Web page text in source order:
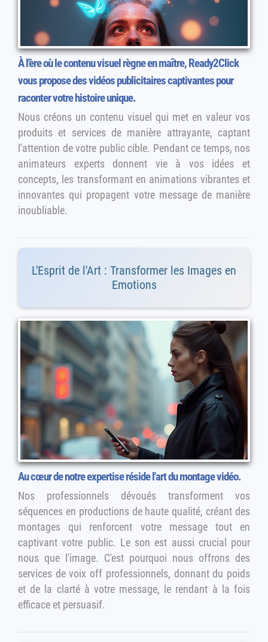
À l'ère où le contenu visuel règne en maître, Ready2Click
vous propose des vidéos publicitaires captivantes pour
raconter votre histoire unique.
Nous créons un contenu visuel qui met en valeur vos
produits et services de manière attrayante, captant
l'attention de votre public cible. Pendant ce temps, nos
animateurs experts donnent vie à vos idées et
concepts, les transformant en animations vibrantes et
innovantes qui propagent votre message de manière
inoubliable.
L'Esprit de l'Art : Transformer les Images en
Emotions
Au cœur de notre expertise réside l'art du montage vidéo.
Nos professionnels dévoués transforment vos
séquences en productions de haute qualité, créant des
montages qui renforcent votre message tout en
captivant votre public. Le son est aussi crucial pour
nous que l'image. C'est pourquoi nous offrons des
services de voix off professionnels, donnant du poids
et de la clarté à votre message, le rendant à la fois
efficace et persuasif.